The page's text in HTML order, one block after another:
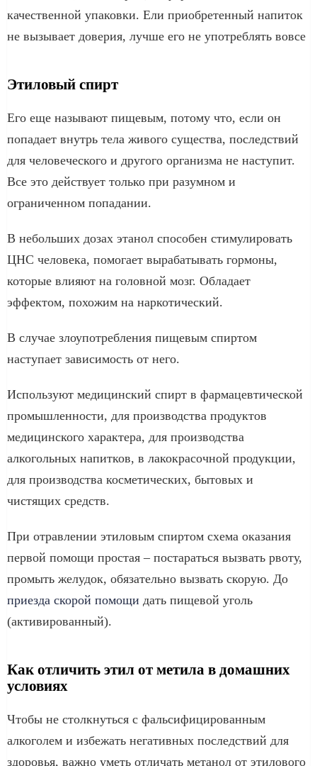
качественной упаковки. Ели приобретенный напиток
не вызывает доверия, лучше его не употреблять вовсе
Этиловый спирт
Его еще называют пищевым, потому что, если он
попадает внутрь тела живого существа, последствий
для человеческого и другого организма не наступит.
Все это действует только при разумном и
ограниченном попадании.
В небольших дозах этанол способен стимулировать
ЦНС человека, помогает вырабатывать гормоны,
которые влияют на головной мозг. Обладает
эффектом, похожим на наркотический.
В случае злоупотребления пищевым спиртом
наступает зависимость от него.
Используют медицинский спирт в фармацевтической
промышленности, для производства продуктов
медицинского характера, для производства
алкогольных напитков, в лакокрасочной продукции,
для производства косметических, бытовых и
чистящих средств.
При отравлении этиловым спиртом схема оказания
первой помощи простая – постараться вызвать рвоту,
промыть желудок, обязательно вызвать скорую. До
приезда скорой помощи дать пищевой уголь
(активированный).
Как отличить этил от метила в домашних
условиях
Чтобы не столкнуться с фальсифицированным
алкоголем и избежать негативных последствий для
здоровья, важно уметь отличать метанол от этилового